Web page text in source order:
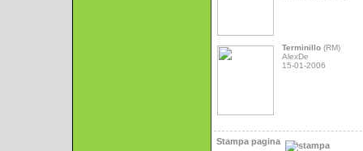
Terminillo (RM)
AlexDe
15-01-2006
Stampa pagina